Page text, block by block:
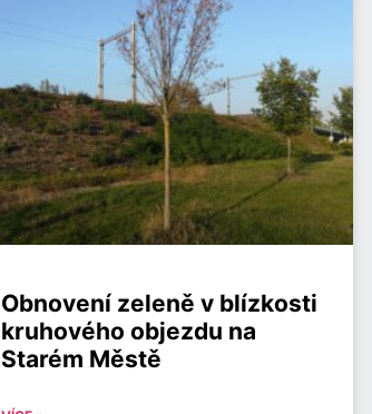
Obnovení zeleně v blízkosti
kruhového objezdu na
Starém Městě